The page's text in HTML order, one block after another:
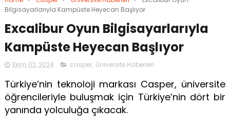
Bilgisayarlarıyla Kampüste Heyecan Başlıyor
Excalibur Oyun Bilgisayarlarıyla
Kampüste Heyecan Başlıyor
Ekim 02, 2024 casper, Üniversite Haberleri
Türkiye’nin teknoloji markası Casper, üniversite
öğrencileriyle buluşmak için Türkiye’nin dört bir
yanında yolculuğa çıkacak.